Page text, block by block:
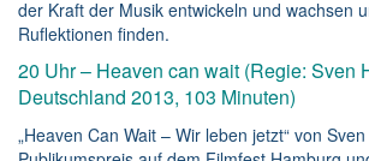
der Kraft der Musik entwickeln und wachsen
Ruflektionen finden.
20 Uhr – Heaven can wait (Regie: Sven
Deutschland 2013, 103 Minuten)
„Heaven Can Wait – Wir leben jetzt“ von